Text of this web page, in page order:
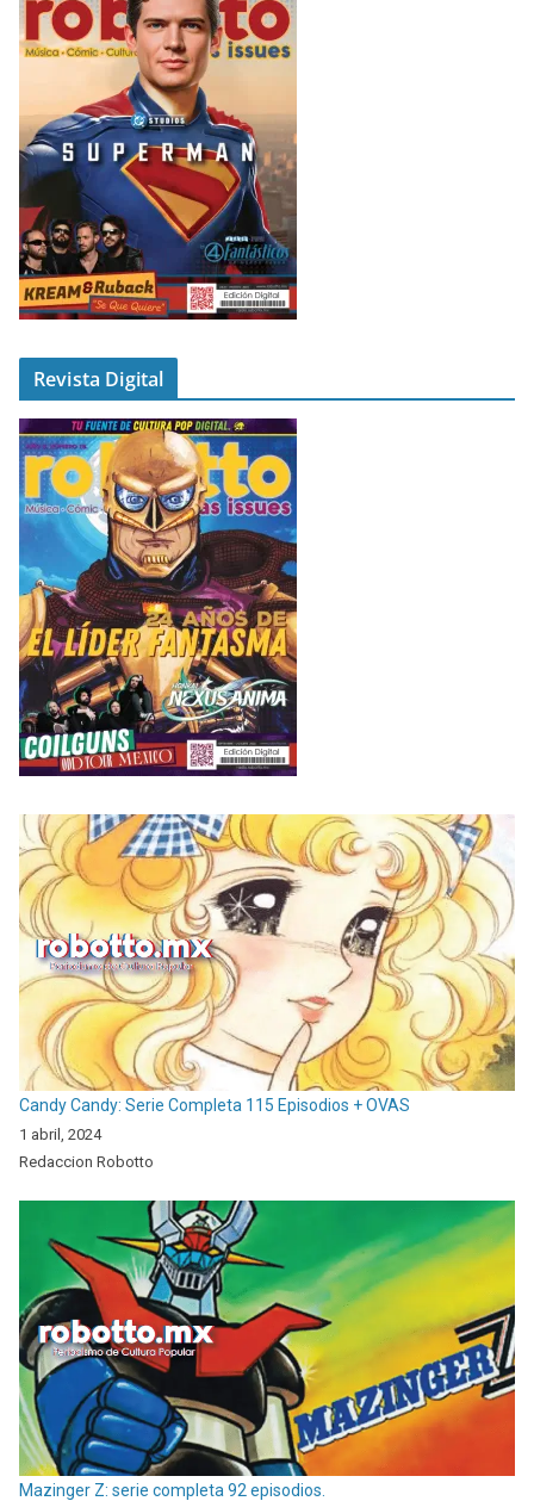
Revista Digital
Candy Candy: Serie Completa 115 Episodios + OVAS
1 abril, 2024
Redaccion Robotto
Mazinger Z: serie completa 92 episodios.